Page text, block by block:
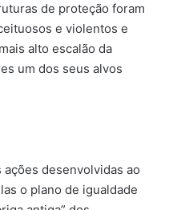
de proteção foram
e violentos e
alto escalão da
um dos seus alvos
desenvolvidas ao
o plano de igualdade